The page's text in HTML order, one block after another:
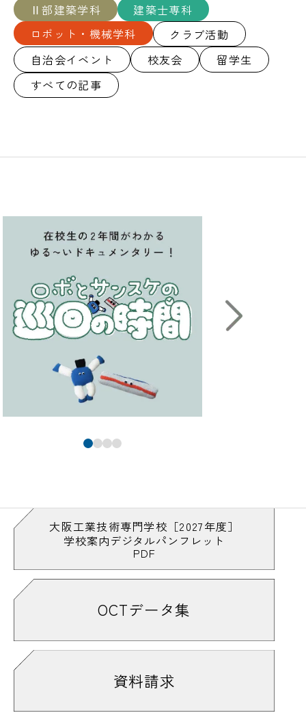
Ⅱ部建築学科
建築士専科
ロボット・機械学科
クラブ活動
自治会イベント
校友会
留学生
すべての記事
大阪工業技術専門学校［2027年度］
学校案内デジタルパンフレット
PDF
OCTデータ集
資料請求